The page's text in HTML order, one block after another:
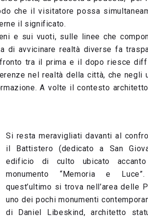
che il visitatore possa
il significato.
e sui vuoti, sulle linee che
di avvicinare realtà diverse fa
tra il prima e il dopo riesce
nel realtà della città, che negli
A volte il contesto
Si resta meravigliati davanti al
il Battistero (dedicato a San
edificio di culto ubicato
monumento “Memoria e
quest’ultimo si trova nell’area delle
uno dei pochi monumenti
di Daniel Libeskind, architetto